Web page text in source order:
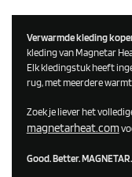
Verwarmde kleding
kleding van Magnetar
Elk kledingstuk heeft
rug, met meerdere
Zoek je liever het
magnetarheat.com
Good. Better. MAGNETAR.